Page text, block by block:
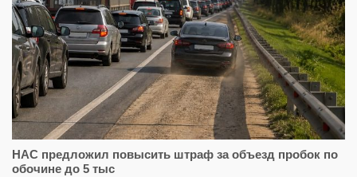
НАС предложил повысить штраф за объезд пробок по
обочине до 5 тыс